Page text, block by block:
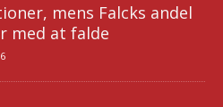
mens Falcks andel
at falde